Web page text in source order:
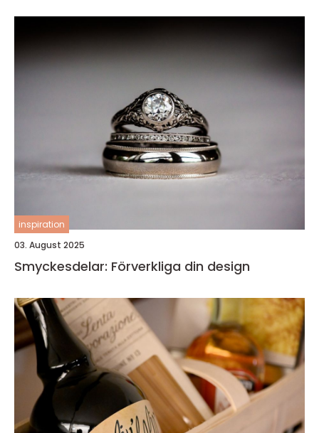
inspiration
03. August 2025
Smyckesdelar: Förverkliga din design